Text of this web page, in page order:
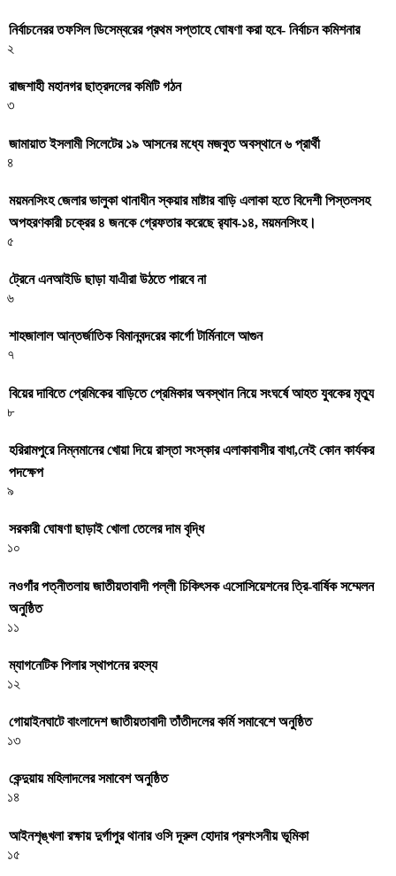
নির্বাচনেরর তফসিল ডিসেম্বরের প্রথম সপ্তাহে ঘোষণা করা হবে- নির্বাচন কমিশনার
২
রাজশাহী মহানগর ছাত্রদলের কমিটি গঠন
৩
জামায়াত ইসলামী সিলেটের ১৯ আসনের মধ্যে মজবুত অবস্থানে ৬ প্রার্থী
৪
ময়মনসিংহ জেলার ভালুকা থানাধীন স্কয়ার মাষ্টার বাড়ি এলাকা হতে বিদেশী পিস্তলসহ
অপহরণকারী চক্রের ৪ জনকে গ্রেফতার করেছে র‌্যাব-১৪, ময়মনসিংহ।
৫
ট্রেনে এনআইডি ছাড়া যাএীরা উঠতে পারবে না
৬
শাহজালাল আন্তর্জাতিক বিমানবন্দরের কার্গো টার্মিনালে আগুন
৭
বিয়ের দাবিতে প্রেমিকের বাড়িতে প্রেমিকার অবস্থান নিয়ে সংঘর্ষে আহত যুবকের মৃত্যু
৮
হরিরামপুরে নিম্নমানের খোয়া দিয়ে রাস্তা সংস্কার এলাকাবাসীর বাধা,নেই কোন কার্যকর
পদক্ষেপ
৯
সরকারী ঘােষণা ছাড়াই খােলা তেলের দাম বৃদ্ধি
১০
নওগাঁর পত্নীতলায় জাতীয়তাবাদী পল্লী চিকিৎসক এসোসিয়েশনের ত্রি-বার্ষিক সম্মেলন
অনুষ্ঠিত
১১
ম্যাগনেটিক পিলার স্থাপনের রহস্য
১২
গোয়াইনঘাটে বাংলাদেশ জাতীয়তাবাদী তাঁতীদলের কর্মি সমাবেশে অনুষ্ঠিত
১৩
কেন্দুয়ায় মহিলাদলের সমাবেশ অনুষ্ঠিত
১৪
আইনশৃঙ্খলা রক্ষায় দুর্গাপুর থানার ওসি দূরুল হোদার প্রশংসনীয় ভূমিকা
১৫